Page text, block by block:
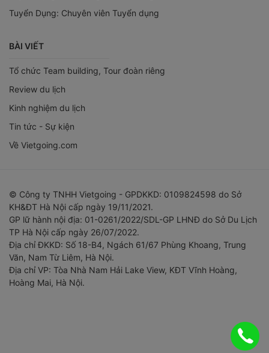
Tuyển Dụng: Chuyên viên Tuyển dụng
BÀI VIẾT
Tổ chức Team building, Tour đoàn riêng
Review du lịch
Kinh nghiệm du lịch
Tin tức - Sự kiện
Về Vietgoing.com
© Công ty TNHH Vietgoing - GPDKKD: 0109824598 do Sở
KH&ĐT Hà Nội cấp ngày 19/11/2021.
GP lữ hành nội địa: 01-0261/2022/SDL-GP LHNĐ do Sở Du Lịch
TP Hà Nội cấp ngày 26/07/2022.
Địa chỉ ĐKKD: Số 18-B4, Ngách 61/67 Phùng Khoang, Trung
Văn, Nam Từ Liêm, Hà Nội.
Địa chỉ VP: Tòa Nhà Nam Hải Lake View, KĐT Vĩnh Hoàng,
Hoàng Mai, Hà Nội.